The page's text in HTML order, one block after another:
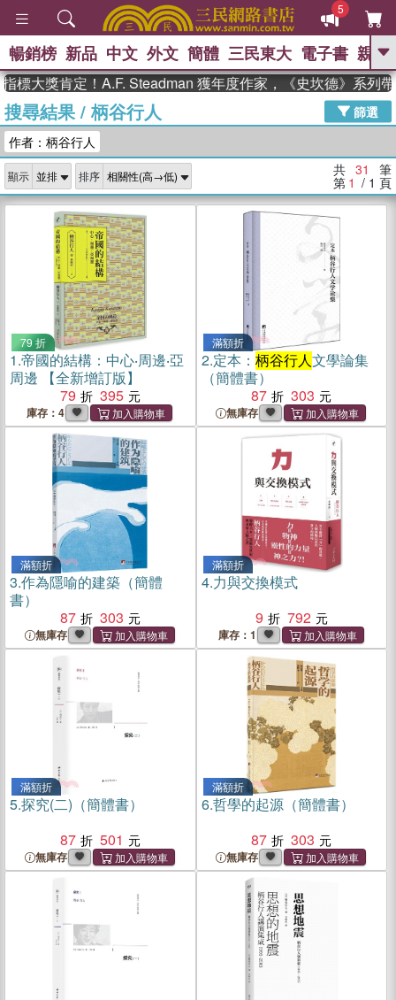
5
GO
高希均教授回憶錄
、 The Odyssey 、 父親節 、 如果歷
獎 臺灣漫遊錄 、 方念華 、 台灣的李
登輝時代
數學女孩：黎曼猜想 、
偉大的迷走神經
暢銷榜 新品 中文 外文 簡體 三民東大 電子書 親子
獎肯定！A.F. Steadman 獲年度作家，《史坎德》系列帶你
搜尋結果/ 柄谷行人
篩選
作者：柄谷行人
顯示 排序 共 31 筆
第 1 / 1 頁
79 折
1.帝國的結構：中心‧周邊‧亞
周邊 【全新增訂版】
79
395
庫存：4
滿額折
2.定本： 柄谷行人文學論集
（簡體書）
87
303
無庫存
滿額折
3.作為隱喻的建築（簡體
書）
87
303
無庫存
滿額折
4.力與交換模式
9
792
庫存：1
滿額折
5.探究(二)（簡體書）
87
501
無庫存
滿額折
6.哲學的起源（簡體書）
87
303
無庫存